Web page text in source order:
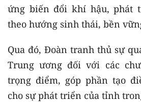
ứng biến đổi khí hậu, phát
theo hướng sinh thái, bền
Qua đó, Đoàn tranh thủ sự
Trung ương đối với các
trọng điểm, góp phần tạo
cho sự phát triển của tỉnh